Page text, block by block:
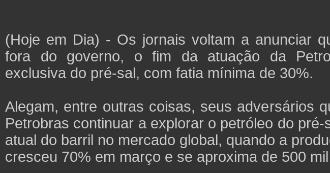
(Hoje em Dia) - Os jornais voltam a anunciar
fora do governo, o fim da atuação da
exclusiva do pré-sal, com fatia mínima de 30%.
Alegam, entre outras coisas, seus adversários
Petrobras continuar a explorar o petróleo do
atual do barril no mercado global, quando a
cresceu 70% em março e se aproxima de 500